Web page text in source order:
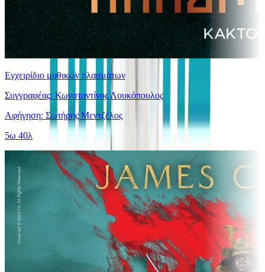
Εγχειρίδιο μυθικών πλασμάτων
Συγγραφέας: Κωνσταντίνος Λουκόπουλος
Αφήγηση: Σωτήρης Μεντζέλος
5ω 40λ